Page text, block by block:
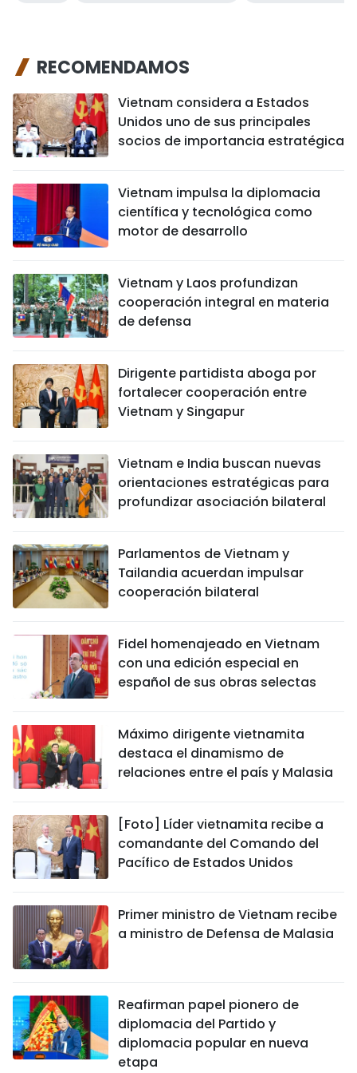
RECOMENDAMOS
Vietnam considera a Estados
Unidos uno de sus principales
socios de importancia estratégica
Vietnam impulsa la diplomacia
científica y tecnológica como
motor de desarrollo
Vietnam y Laos profundizan
cooperación integral en materia
de defensa
Dirigente partidista aboga por
fortalecer cooperación entre
Vietnam y Singapur
Vietnam e India buscan nuevas
orientaciones estratégicas para
profundizar asociación bilateral
Parlamentos de Vietnam y
Tailandia acuerdan impulsar
cooperación bilateral
Fidel homenajeado en Vietnam
con una edición especial en
español de sus obras selectas
Máximo dirigente vietnamita
destaca el dinamismo de
relaciones entre el país y Malasia
[Foto] Líder vietnamita recibe a
comandante del Comando del
Pacífico de Estados Unidos
Primer ministro de Vietnam recibe
a ministro de Defensa de Malasia
Reafirman papel pionero de
diplomacia del Partido y
diplomacia popular en nueva
etapa